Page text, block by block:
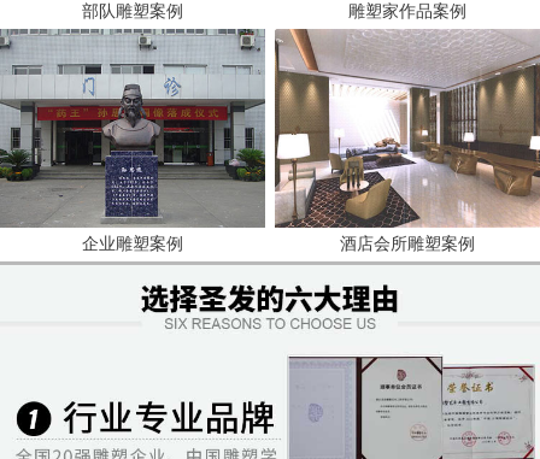
部队雕塑案例
企业雕塑案例
雕塑家作品案例
酒店会所雕塑案例